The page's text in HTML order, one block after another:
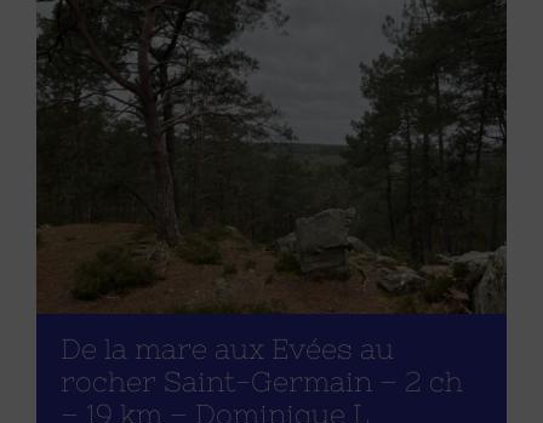
De la mare aux Evées au
rocher Saint-Germain – 2 ch
– 19 km – Dominique L